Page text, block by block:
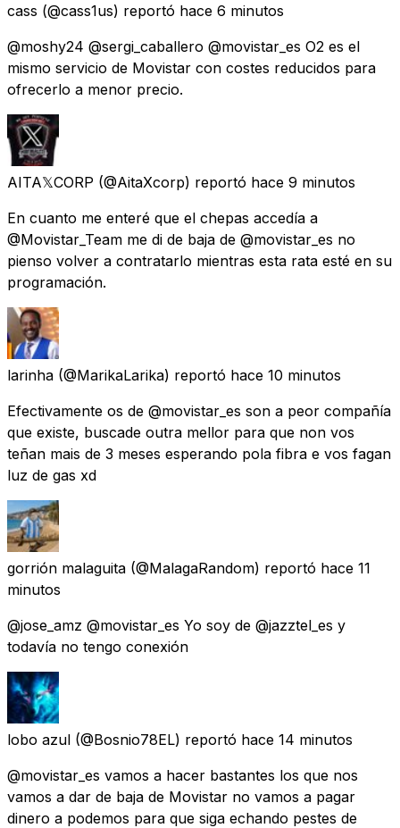
cass (@cass1us) reportó hace 6 minutos
@moshy24 @sergi_caballero @movistar_es O2 es el
mismo servicio de Movistar con costes reducidos para
ofrecerlo a menor precio.
AITA𝕏CORP (@AitaXcorp) reportó hace 9 minutos
En cuanto me enteré que el chepas accedía a
@Movistar_Team me di de baja de @movistar_es no
pienso volver a contratarlo mientras esta rata esté en su
programación.
larinha (@MarikaLarika) reportó hace 10 minutos
Efectivamente os de @movistar_es son a peor compañía
que existe, buscade outra mellor para que non vos
teñan mais de 3 meses esperando pola fibra e vos fagan
luz de gas xd
gorrión malaguita (@MalagaRandom) reportó hace 11
minutos
@jose_amz @movistar_es Yo soy de @jazztel_es y
todavía no tengo conexión
lobo azul (@Bosnio78EL) reportó hace 14 minutos
@movistar_es vamos a hacer bastantes los que nos
vamos a dar de baja de Movistar no vamos a pagar
dinero a podemos para que siga echando pestes de